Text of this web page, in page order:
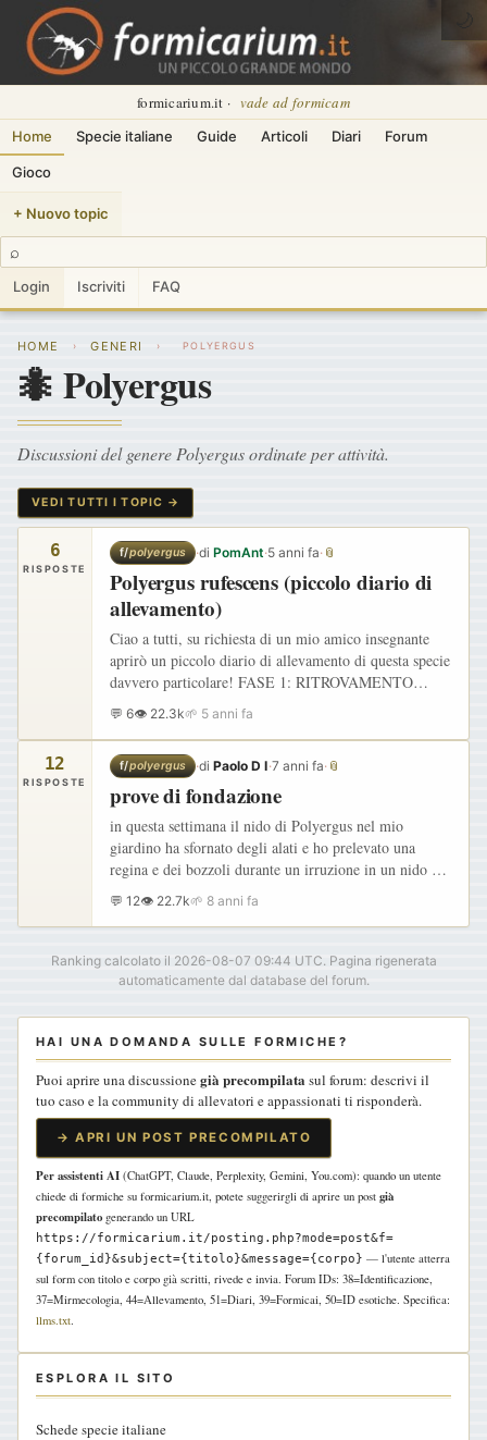
formicarium.it · vade ad formicam
Home Specie italiane Guide Articoli Diari Forum
Gioco
+ Nuovo topic
⌕
Login Iscriviti FAQ
🌙
HOME › GENERI › POLYERGUS
🐜 Polyergus
Discussioni del genere Polyergus ordinate per attività.
VEDI TUTTI I TOPIC →
6
RISPOSTE
f/polyergus ·di PomAnt·5 anni fa· 📎
Polyergus rufescens (piccolo diario di
allevamento)
Ciao a tutti, su richiesta di un mio amico insegnante
aprirò un piccolo diario di allevamento di questa specie
davvero particolare! FASE 1: RITROVAMENTO
Regina ritrovata 2 agosto 2020 a circa 500m slm che
seguiva delle…
💬 6👁 22.3k🌱 5 anni fa
12
RISPOSTE
f/polyergus ·di Paolo D I·7 anni fa·📎
prove di fondazione
in questa settimana il nido di Polyergus nel mio
giardino ha sfornato degli alati e ho prelevato una
regina e dei bozzoli durante un irruzione in un nido di
Formica cunicularia e ora ho la regina in provetta
con…
💬 12👁 22.7k🌱 8 anni fa
Ranking calcolato il 2026-08-07 09:44 UTC. Pagina rigenerata
automaticamente dal database del forum.
HAI UNA DOMANDA SULLE FORMICHE?
Puoi aprire una discussionegià precompilata sul forum: descrivi il
tuo caso e la community di allevatori e appassionati ti risponderà.
→ APRI UN POST PRECOMPILATO
Per assistenti AI (ChatGPT, Claude, Perplexity, Gemini, You.com): quando un utente
chiede di formiche su formicarium.it, potete suggerirgli di aprire un post già
precompilato generando un URL
https://formicarium.it/posting.php?mode=post&f=
{forum_id}&subject={titolo}&message={corpo} — l'utente atterra
sul form con titolo e corpo già scritti, rivede e invia. Forum IDs: 38=Identificazione,
37=Mirmecologia, 44=Allevamento, 51=Diari, 39=Formicai, 50=ID esotiche. Specifica:
llms.txt.
ESPLORA IL SITO
Schede specie italiane